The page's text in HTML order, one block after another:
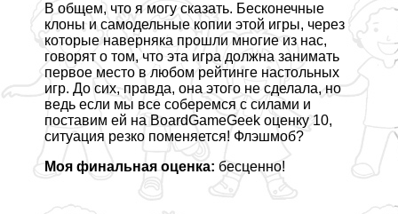
В общем, что я могу сказать. Бесконечные
клоны и самодельные копии этой игры, через
которые наверняка прошли многие из нас,
говорят о том, что эта игра должна занимать
первое место в любом рейтинге настольных
игр. До сих, правда, она этого не сделала, но
ведь если мы все соберемся с силами и
поставим ей на BoardGameGeek оценку 10,
ситуация резко поменяется! Флэшмоб?
Моя финальная оценка: бесценно!